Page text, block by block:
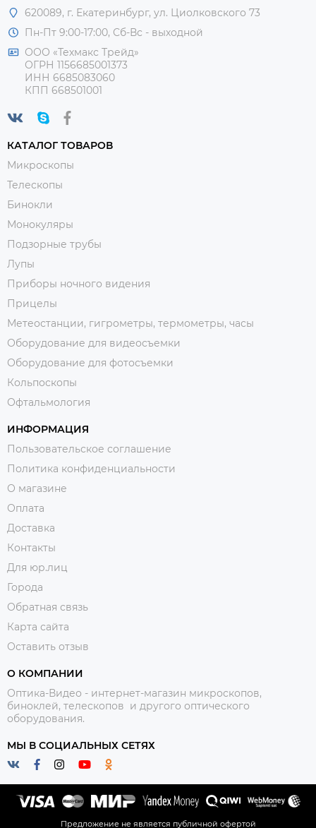
620089, г. Екатеринбург, ул. Циолковского 73
Пн-Пт 9:00-17:00, Сб-Вс - выходной
ООО «Техмакс Трейд»
ОГРН 1156685001373
ИНН 6685083060
КПП 668501001
КАТАЛОГ ТОВАРОВ
Микроскопы
Телескопы
Бинокли
Монокуляры
Подзорные трубы
Лупы
Приборы ночного видения
Прицелы
Метеостанции, гигрометры, термометры, часы
Оборудование для видеосъемки
Оборудование для фотосъемки
Кольпоскопы
Офтальмология
ИНФОРМАЦИЯ
Пользовательское соглашение
Политика конфиденциальности
О магазине
Оплата
Доставка
Контакты
Для юр.лиц
Города
Обратная связь
Карта сайта
Оставить отзыв
О КОМПАНИИ
Оптика-Видео - интернет-магазин микроскопов,
биноклей, телескопов и другого оптического
оборудования.
МЫ В СОЦИАЛЬНЫХ СЕТЯХ
Предложение не является публичной офертой